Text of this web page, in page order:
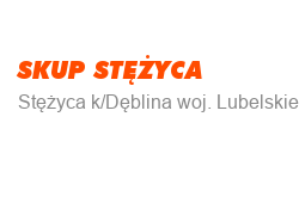
SKUP STĘŻYCA
Stężyca k/Dęblina woj. Lubelskie